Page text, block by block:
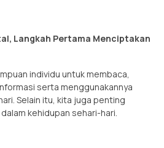
Langkah Pertama Menciptakan
individu untuk membaca,
serta menggunakannya
Selain itu, kita juga penting
kehidupan sehari-hari.